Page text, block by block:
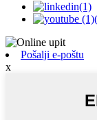
Pošalji e-poštu
x